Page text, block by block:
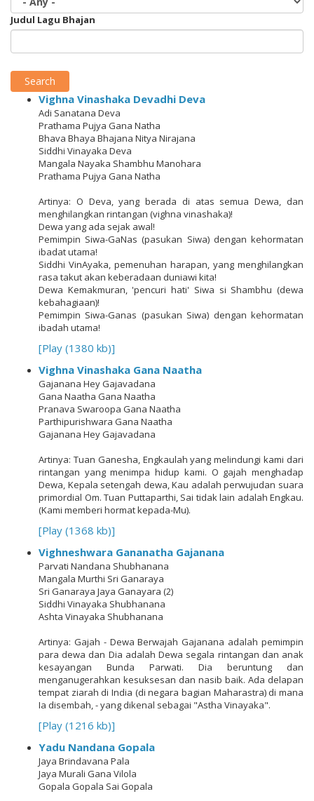
Judul Lagu Bhajan
Search
Vighna Vinashaka Devadhi Deva
Adi Sanatana Deva
Prathama Pujya Gana Natha
Bhava Bhaya Bhajana Nitya Nirajana
Siddhi Vinayaka Deva
Mangala Nayaka Shambhu Manohara
Prathama Pujya Gana Natha
Artinya: O Deva, yang berada di atas semua Dewa, dan
menghilangkan rintangan (vighna vinashaka)!
Dewa yang ada sejak awal!
Pemimpin Siwa-GaNas (pasukan Siwa) dengan kehormatan
ibadat utama!
Siddhi VinAyaka, pemenuhan harapan, yang menghilangkan
rasa takut akan keberadaan duniawi kita!
Dewa Kemakmuran, 'pencuri hati' Siwa si Shambhu (dewa
kebahagiaan)!
Pemimpin Siwa-Ganas (pasukan Siwa) dengan kehormatan
ibadah utama!
[Play (1380 kb)]
Vighna Vinashaka Gana Naatha
Gajanana Hey Gajavadana
Gana Naatha Gana Naatha
Pranava Swaroopa Gana Naatha
Parthipurishwara Gana Naatha
Gajanana Hey Gajavadana
Artinya: Tuan Ganesha, Engkaulah yang melindungi kami dari
rintangan yang menimpa hidup kami. O gajah menghadap
Dewa, Kepala setengah dewa, Kau adalah perwujudan suara
primordial Om. Tuan Puttaparthi, Sai tidak lain adalah Engkau.
(Kami memberi hormat kepada-Mu).
[Play (1368 kb)]
Vighneshwara Gananatha Gajanana
Parvati Nandana Shubhanana
Mangala Murthi Sri Ganaraya
Sri Ganaraya Jaya Ganayara (2)
Siddhi Vinayaka Shubhanana
Ashta Vinayaka Shubhanana
Artinya: Gajah - Dewa Berwajah Gajanana adalah pemimpin
para dewa dan Dia adalah Dewa segala rintangan dan anak
kesayangan Bunda Parwati. Dia beruntung dan
menganugerahkan kesuksesan dan nasib baik. Ada delapan
tempat ziarah di India (di negara bagian Maharastra) di mana
Ia disembah, - yang dikenal sebagai "Astha Vinayaka".
[Play (1216 kb)]
Yadu Nandana Gopala
Jaya Brindavana Pala
Jaya Murali Gana Vilola
Gopala Gopala Sai Gopala